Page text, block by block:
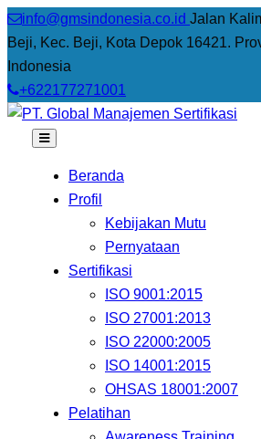
info@gmsindonesia.co.id Jalan
Beji, Kec. Beji, Kota Depok 16421.
Indonesia
+622177271001
Beranda
Profil
Kebijakan Mutu
Pernyataan
Sertifikasi
ISO 9001:2015
ISO 27001:2013
ISO 22000:2005
ISO 14001:2015
OHSAS 18001:2007
Pelatihan